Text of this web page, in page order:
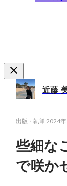
近藤
出版・執筆2024年
些細な
で咲か